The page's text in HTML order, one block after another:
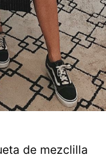
de mezclilla